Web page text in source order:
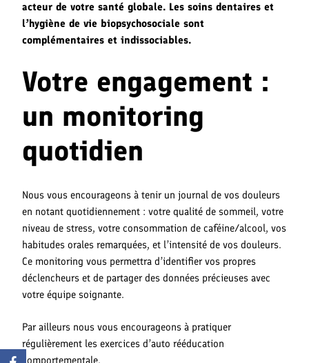
acteur de votre santé globale. Les soins dentaires et
l’hygiène de vie biopsychosociale sont
complémentaires et indissociables.
Votre engagement :
un monitoring
quotidien
Nous vous encourageons à tenir un journal de vos douleurs
en notant quotidiennement : votre qualité de sommeil, votre
niveau de stress, votre consommation de caféine/alcool, vos
habitudes orales remarquées, et l’intensité de vos douleurs.
Ce monitoring vous permettra d’identifier vos propres
déclencheurs et de partager des données précieuses avec
votre équipe soignante.
Par ailleurs nous vous encourageons à pratiquer
régulièrement les exercices d’auto rééducation
comportementale.